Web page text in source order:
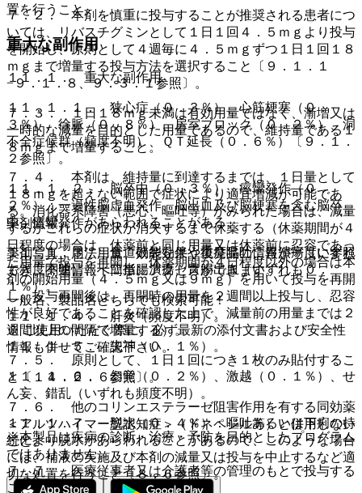
置を行うこと。
重大な副作用
１１．１． 重大な副作用
１１．１．１． 狭心症（０．３％）、心筋梗塞（０．
３％）、徐脈（０．８％）、房室ブロック（０．２％）、洞
不全症候群（頻度不明）、ＱＴ延長（０．６％）〔９．１．
２参照〕。
１１．１．２． 脳卒中（０．３％）、痙攣発作（０．
２％）：一過性脳虚血発作、脳出血及び脳梗塞を含む脳卒
中、痙攣発作があらわれることがある。
１１．１．３． 食道破裂を伴う重度嘔吐、胃潰瘍（いずれ
も頻度不明）、十二指腸潰瘍、胃腸出血（いずれも０．
１％）。
１１．１．４． 肝炎（頻度不明）。
１１．１．５． 失神（０．１％）。
１１．１．６． 幻覚（０．２％）、激越（０．１％）、せ
ん妄、錯乱（いずれも頻度不明）。
１１．１．７． 脱水（０．４％）：嘔吐あるいは下痢の持
続により脱水があらわれることがあるので、このような場合
には、補液の実施及び本剤の減量又は投与を中止するなど適
切な処置を行うこと〔８．６参照〕。
７．２． 本剤を慎重に投与することが推奨される患者につ
いては、リバスチグミンとして１日１回４．５ｍｇより投与
を開始し、原則として４週毎に４．５ｍｇずつ１日１回１８
ｍｇまで増量する投与方法を選択すること〔９．１．１
−９．１．８、９．３．１参照〕。
７．３． １日１８ｍｇ未満は有効用量ではなく、漸増又は
一時的な減量を目的とした用量であるので、維持量である１
８ｍｇまで増量すること。
７．４． 本剤は、維持量に到達するまでは、１日量として
１８ｍｇを超えない範囲で症状により適宜増減が可能であ
る。消化器系障害（悪心、嘔吐等）がみられた場合は、減量
するかこれらの症状が消失するまで休薬する（休薬期間が４
日程度の場合は、休薬前と同じ用量又は休薬前に忍容であっ
た用量で投与を再開し、休薬期間が４日程度以外の場合は本
剤の開始用量（４．５ｍｇ又は９ｍｇ）を用いて投与を再開
し、投与再開後は、再開時の用量を２週間以上投与し、忍容
性が良好であることを確認した上で、減量前の用量までは２
週間以上の間隔で増量する）。
７．５． 原則として、１日１回につき１枚のみ貼付するこ
と〔１４．２．６参照〕。
７．６． 他のコリンエステラーゼ阻害作用を有する同効薬
＜アルツハイマー型認知症＞（ドネペジル等）と併用しない
こと。
７．７． 医療従事者又は介護者等の管理のもとで投与する
こと。
薬剤情報
薬剤写真、用法用量、効能効果や後発品の情報が一度に参照
でき、関連情報へ簡単にアクセスができます。
一般名、製品名どちらでも検索可能！
※ ご使用いただく際に、必ず最新の添付文書および安全性
情報も併せてご確認下さい。
※本製品は疾病の診断・治療・予防を目的としたプログラム
ではありません。